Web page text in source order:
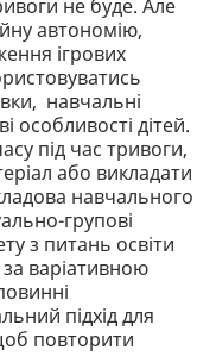
не буде. Але
автономію,
ігрових
навчальні
особливості дітей.
під час тривоги,
або викладати
навчального
групові
з питань освіти
варіативною
підхід для
повторити